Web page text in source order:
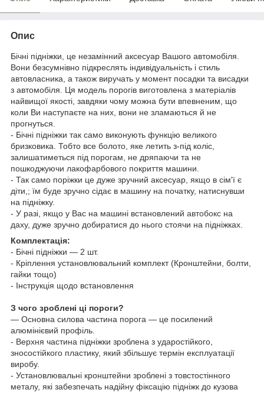
Опис
Бічні підніжки, це незамінний аксесуар Вашого автомобіля.
Вони безсумнівно підкреслять індивідуальність і стиль
автовласника, а також виручать у момент посадки та висадки
з автомобіля. Ця модель порогів виготовлена з матеріалів
найвищої якості, завдяки чому можна бути впевненим, що
коли Ви наступаєте на них, вони не зламаються й не
прогнуться.
- Бічні підніжки так само виконують функцію великого
бризковика. Тобто все болото, яке летить з-під коліс,
залишатиметься під порогам, не дряпаючи та не
пошкоджуючи лакофарбового покриття машини.
- Так само поріжки це дуже зручний аксесуар, якщо в сім'ї є
діти,; їм буде зручно сідає в машину на початку, натиснувши
на підніжку.
- У разі, якщо у Вас на машині встановлений автобокс на
даху, дуже зручно добиратися до нього стоячи на підніжках.
Комплектація:
- Бічні підніжки — 2 шт.
- Кріплення установлювальний комплект (Кронштейни, болти,
гайки тощо)
- Інструкція щодо встановлення
З чого зроблені ці пороги?
— Основна силова частина порога — це посилений
алюмінієвий профіль.
- Верхня частина підніжки зроблена з ударостійкого,
зносостійкого пластику, який збільшує термін експлуатації
виробу.
- Установлювальні кронштейни зроблені з товстостінного
металу, які забезпечать надійну фіксацію підніжк до кузова